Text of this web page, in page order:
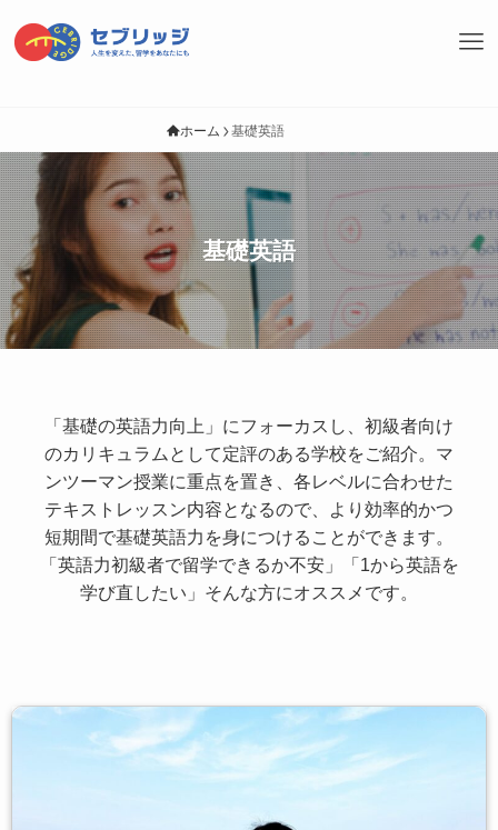
ホーム 基礎英語
基礎英語
「基礎の英語力向上」にフォーカスし、初級者向け
のカリキュラムとして定評のある学校をご紹介。マ
ンツーマン授業に重点を置き、各レベルに合わせた
テキストレッスン内容となるので、より効率的かつ
短期間で基礎英語力を身につけることができます。
「英語力初級者で留学できるか不安」「1から英語を
学び直したい」そんな方にオススメです。